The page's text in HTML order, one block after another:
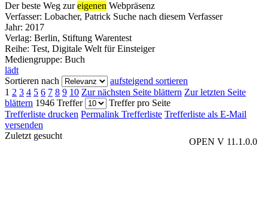
Der beste Weg zureigenen Webpräsenz
Verfasser: Lobacher, Patrick Suche nach diesem Verfasser
Jahr: 2017
Verlag: Berlin, Stiftung Warentest
Reihe: Test, Digitale Welt für Einsteiger
Mediengruppe: Buch
lädt
Sortieren nach
aufsteigend sortieren
1 2 3 4 5 6 7 8 9 10 Zur nächsten Seite blättern Zur letzten Seite
blättern 1946 Treffer
Treffer pro Seite
Trefferliste drucken Permalink Trefferliste Trefferliste als E-Mail
versenden
OPEN V 11.1.0.0
Zuletzt gesucht